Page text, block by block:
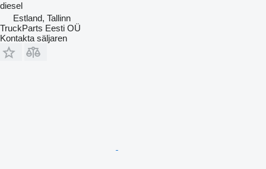
diesel
Estland, Tallinn
TruckParts Eesti OÜ
Kontakta säljaren